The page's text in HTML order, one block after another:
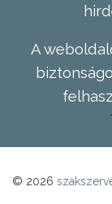
A
© 2026